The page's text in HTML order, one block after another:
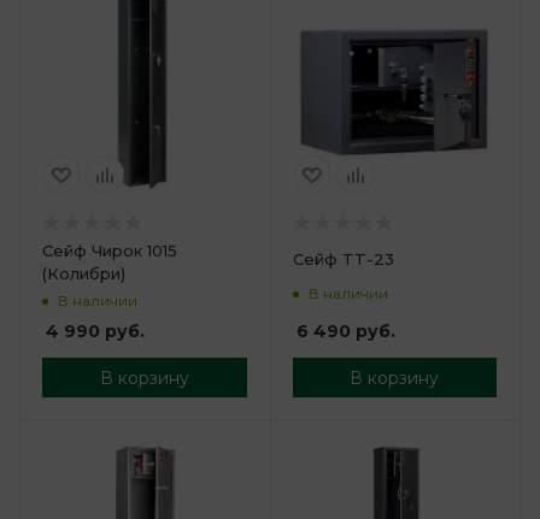
Сейф Чирок 1015
(Колибри)
В наличии
4 990 руб.
В корзину
Сейф TT-23
В наличии
6 490 руб.
В корзину